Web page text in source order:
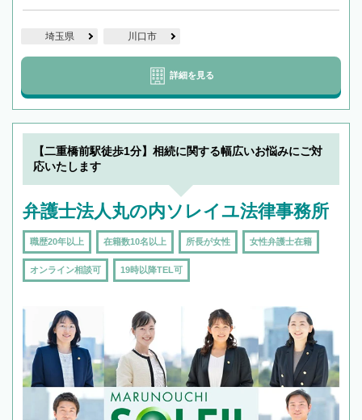
埼玉県 川口市
詳細を見る
【二重橋前駅徒歩1分】相続に関する幅広いお悩みにご対
応いたします
弁護士法人丸の内ソレイユ法律事務所
職歴20年以上 在籍数10名以上 所長が女性 女性弁護士在籍
オンライン相談可 19時以降TEL可